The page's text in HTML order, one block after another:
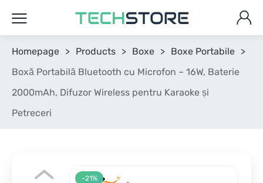
Homepage > Products > Boxe > Boxe Portabile >
Boxă Portabilă Bluetooth cu Microfon – 16W, Baterie
2000mAh, Difuzor Wireless pentru Karaoke și
Petreceri
-21%